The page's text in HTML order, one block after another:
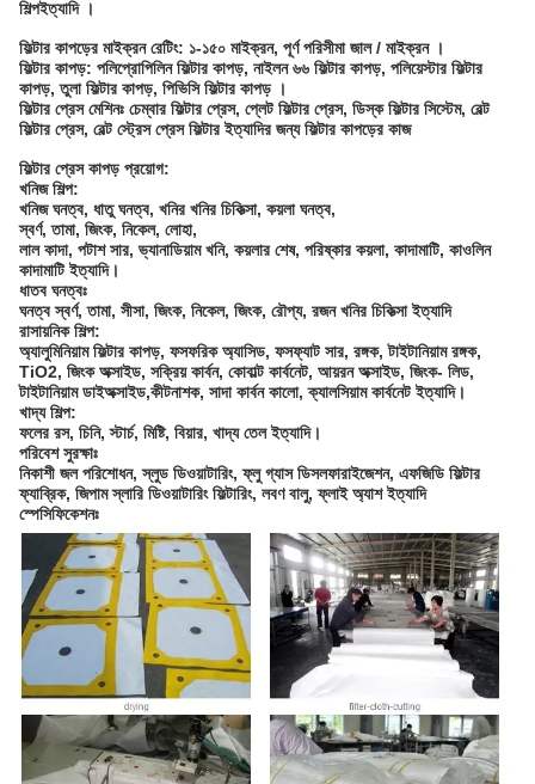
শিল্পইত্যাদি ।
ফিল্টার কাপড়ের মাইক্রন রেটিং: ১-১৫০ মাইক্রন, পূর্ণ পরিসীমা জাল / মাইক্রন ।
ফিল্টার কাপড়: পলিপ্রোপিলিন ফিল্টার কাপড়, নাইলন ৬৬ ফিল্টার কাপড়, পলিয়েস্টার ফিল্টার
কাপড়, তুলা ফিল্টার কাপড়, পিভিসি ফিল্টার কাপড় ।
ফিল্টার প্রেস মেশিনঃ চেম্বার ফিল্টার প্রেস, প্লেট ফিল্টার প্রেস, ডিস্ক ফিল্টার সিস্টেম, বেল্ট
ফিল্টার প্রেস, বেল্ট স্ট্রেস প্রেস ফিল্টার ইত্যাদির জন্য ফিল্টার কাপড়ের কাজ
ফিল্টার প্রেস কাপড় প্রয়োগ:
খনিজ শিল্প:
খনিজ ঘনত্ব, ধাতু ঘনত্ব, খনির খনির চিকিত্সা, কয়লা ঘনত্ব,
স্বর্ণ, তামা, জিংক, নিকেল, লোহা,
লাল কাদা, পটাশ সার, ভ্যানাডিয়াম খনি, কয়লার শেষ, পরিষ্কার কয়লা, কাদামাটি, কাওলিন
কাদামাটি ইত্যাদি।
ধাতব ঘনত্বঃ
ঘনত্ব স্বর্ণ, তামা, সীসা, জিংক, নিকেল, জিংক, রৌপ্য, রজন খনির চিকিত্সা ইত্যাদি
রাসায়নিক শিল্প:
অ্যালুমিনিয়াম ফিল্টার কাপড়, ফসফরিক অ্যাসিড, ফসফ্যাট সার, রঙ্গক, টাইটানিয়াম রঙ্গক,
TiO2, জিংক অক্সাইড, সক্রিয় কার্বন, কোবাল্ট কার্বনেট, আয়রন অক্সাইড, জিংক- লিড,
টাইটানিয়াম ডাইঅক্সাইড,কীটনাশক, সাদা কার্বন কালো, ক্যালসিয়াম কার্বনেট ইত্যাদি।
খাদ্য শিল্প:
ফলের রস, চিনি, স্টার্চ, মিষ্টি, বিয়ার, খাদ্য তেল ইত্যাদি।
পরিবেশ সুরক্ষাঃ
নিকাশী জল পরিশোধন, স্লুড ডিওয়াটারিং, ফ্লু গ্যাস ডিসলফারাইজেশন, এফজিডি ফিল্টার
ফ্যাব্রিক, জিপাম স্লারি ডিওয়াটারিং ফিল্টারিং, লবণ বালু, ফ্লাই অ্যাশ ইত্যাদি
স্পেসিফিকেশনঃ